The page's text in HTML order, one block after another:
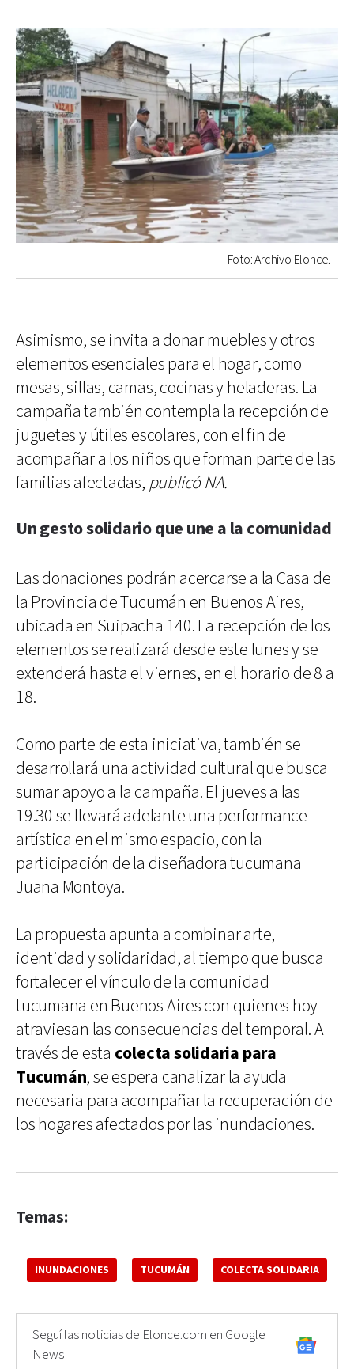
Foto: Archivo Elonce.
Asimismo, se invita a donar muebles y otros
elementos esenciales para el hogar, como
mesas, sillas, camas, cocinas y heladeras. La
campaña también contempla la recepción de
juguetes y útiles escolares, con el fin de
acompañar a los niños que forman parte de las
familias afectadas, publicó NA.
Un gesto solidario que une a la comunidad
Las donaciones podrán acercarse a la Casa de
la Provincia de Tucumán en Buenos Aires,
ubicada en Suipacha 140. La recepción de los
elementos se realizará desde este lunes y se
extenderá hasta el viernes, en el horario de 8 a
18.
Como parte de esta iniciativa, también se
desarrollará una actividad cultural que busca
sumar apoyo a la campaña. El jueves a las
19.30 se llevará adelante una performance
artística en el mismo espacio, con la
participación de la diseñadora tucumana
Juana Montoya.
La propuesta apunta a combinar arte,
identidad y solidaridad, al tiempo que busca
fortalecer el vínculo de la comunidad
tucumana en Buenos Aires con quienes hoy
atraviesan las consecuencias del temporal. A
través de esta colecta solidaria para
Tucumán, se espera canalizar la ayuda
necesaria para acompañar la recuperación de
los hogares afectados por las inundaciones.
Temas:
INUNDACIONES TUCUMÁN COLECTA SOLIDARIA
Seguí las noticias de Elonce.com en Google
News